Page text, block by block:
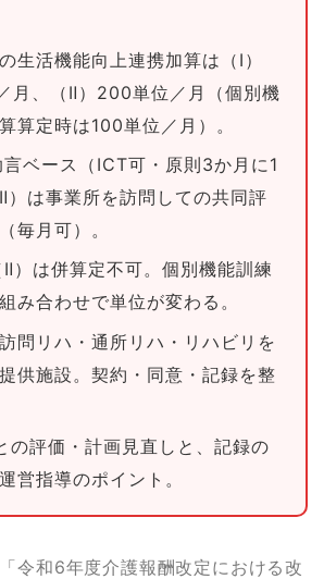
生活機能向上連携加算は（Ⅰ）
月、（Ⅱ）200単位／月（個別機
算定時は100単位／月）。
言ベース（ICT可・原則3か月に1
）は事業所を訪問しての共同評
毎月可）。
Ⅱ）は併算定不可。個別機能訓練
み合わせで単位が変わる。
問リハ・通所リハ・リハビリを
供施設。契約・同意・記録を整
の評価・計画見直しと、記録の
営指導のポイント。
令和6年度介護報酬改定における改